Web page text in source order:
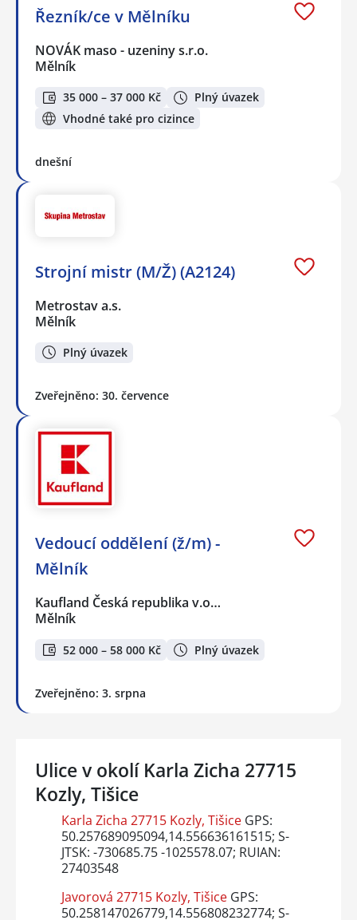
Řezník/ce v Mělníku
NOVÁK maso - uzeniny s.r.o.
Mělník
35 000 – 37 000 Kč
Plný úvazek
Vhodné také pro cizince
dnešní
Strojní mistr (M/Ž) (A2124)
Metrostav a.s.
Mělník
Plný úvazek
Zveřejněno: 30. července
Vedoucí oddělení (ž/m) -
Mělník
Kaufland Česká republika v.o…
Mělník
52 000 – 58 000 Kč Plný úvazek
Zveřejněno: 3. srpna
Ulice v okolí Karla Zicha 27715
Kozly, Tišice
Karla Zicha 27715 Kozly, TišiceGPS:
50.257689095094,14.556636161515; S-
JTSK: -730685.75 -1025578.07; RUIAN:
27403548
Javorová 27715 Kozly, TišiceGPS:
50.258147026779,14.556808232774; S-